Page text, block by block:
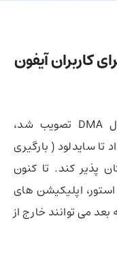
کاربران آیفون
بعد از اینکه قانون بازارهای دیجیتال DMA تصویب شد،
تا سایدلود ( بارگیری
پذیر کند. تا کنون
اپلیکیشن های
بعد می توانند خارج از